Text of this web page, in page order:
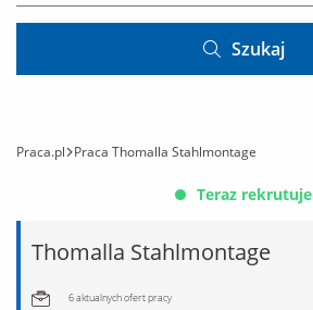
Szukaj
Praca.pl Praca Thomalla Stahlmontage
Teraz rekrutuje
Thomalla Stahlmontage
6 aktualnych ofert pracy